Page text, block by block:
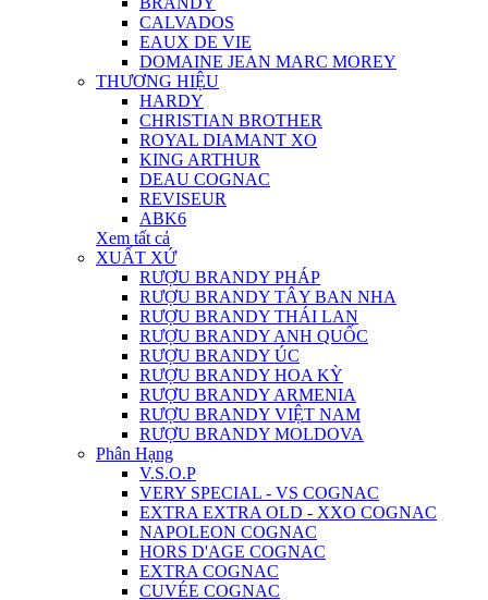
CALVADOS
EAUX DE VIE
DOMAINE JEAN MARC MOREY
THƯƠNG HIỆU
HARDY
CHRISTIAN BROTHER
ROYAL DIAMANT XO
KING ARTHUR
DEAU COGNAC
REVISEUR
ABK6
Xem tất cả
XUẤT XỨ
RƯỢU BRANDY PHÁP
RƯỢU BRANDY TÂY BAN NHA
RƯỢU BRANDY THÁI LAN
RƯỢU BRANDY ANH QUỐC
RƯỢU BRANDY ÚC
RƯỢU BRANDY HOA KỲ
RƯỢU BRANDY ARMENIA
RƯỢU BRANDY VIỆT NAM
RƯỢU BRANDY MOLDOVA
Phân Hạng
V.S.O.P
VERY SPECIAL - VS COGNAC
EXTRA EXTRA OLD - XXO COGNAC
NAPOLEON COGNAC
HORS D'AGE COGNAC
EXTRA COGNAC
CUVÉE COGNAC